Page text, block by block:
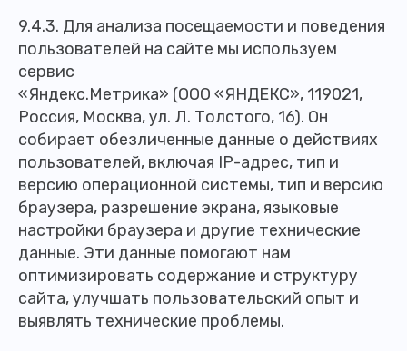
9.4.3. Для анализа посещаемости и поведения
пользователей на сайте мы используем
сервис
«Яндекс.Метрика» (ООО «ЯНДЕКС», 119021,
Россия, Москва, ул. Л. Толстого, 16). Он
собирает обезличенные данные о действиях
пользователей, включая IP-адрес, тип и
версию операционной системы, тип и версию
браузера, разрешение экрана, языковые
настройки браузера и другие технические
данные. Эти данные помогают нам
оптимизировать содержание и структуру
сайта, улучшать пользовательский опыт и
выявлять технические проблемы.